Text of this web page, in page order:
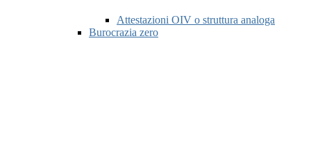
Attestazioni OIV o struttura analoga
Burocrazia zero